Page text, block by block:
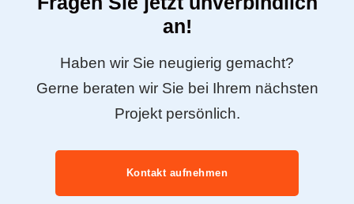
an!
Haben wir Sie neugierig gemacht?
Gerne beraten wir Sie bei Ihrem nächsten
Projekt persönlich.
Kontakt aufnehmen